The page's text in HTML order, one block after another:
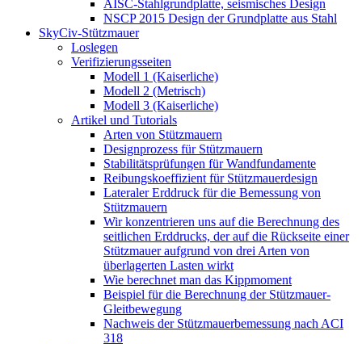
AISC-Stahlgrundplatte, seismisches Design
NSCP 2015 Design der Grundplatte aus Stahl
SkyCiv-Stützmauer
Loslegen
Verifizierungsseiten
Modell 1 (Kaiserliche)
Modell 2 (Metrisch)
Modell 3 (Kaiserliche)
Artikel und Tutorials
Arten von Stützmauern
Designprozess für Stützmauern
Stabilitätsprüfungen für Wandfundamente
Reibungskoeffizient für Stützmauerdesign
Lateraler Erddruck für die Bemessung von
Stützmauern
Wir konzentrieren uns auf die Berechnung des
seitlichen Erddrucks, der auf die Rückseite einer
Stützmauer aufgrund von drei Arten von
überlagerten Lasten wirkt
Wie berechnet man das Kippmoment
Beispiel für die Berechnung der Stützmauer-
Gleitbewegung
Nachweis der Stützmauerbemessung nach ACI
318